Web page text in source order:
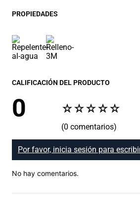
PROPIEDADES
CALIFICACIÓN DEL PRODUCTO
☆☆☆☆☆
0
(0 comentarios)
Por favor, inicia sesión para
No hay comentarios.